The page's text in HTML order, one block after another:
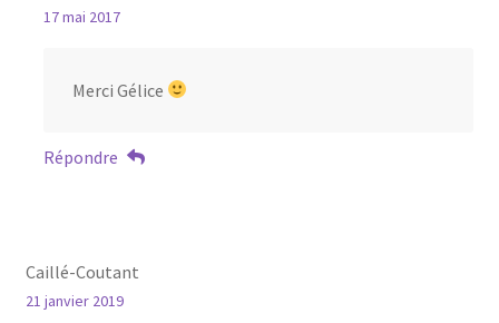
17 mai 2017
Merci Gélice
Répondre
Caillé-Coutant
21 janvier 2019